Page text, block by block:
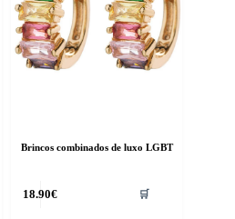
Brincos combinados de luxo LGBT
18.90€ 🛒